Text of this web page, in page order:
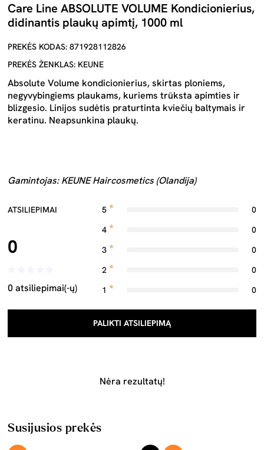
Care Line ABSOLUTE VOLUME Kondicionierius,
didinantis plaukų apimtį, 1000 ml
PREKĖS KODAS: 871928112826
PREKĖS ŽENKLAS: KEUNE
Absolute Volume kondicionierius, skirtas ploniems,
negyvybingiems plaukams, kuriems trūksta apimties ir
blizgesio. Linijos sudėtis praturtinta kviečių baltymais ir
keratinu. Neapsunkina plaukų.
Gamintojas: KEUNE Haircosmetics (Olandija)
ATSILIEPIMAI
0
0 atsiliepimai(-ų)
5
0
4
0
3
0
2
0
1
0
PALIKTI ATSILIEPIMĄ
Nėra rezultatų!
Susijusios prekės